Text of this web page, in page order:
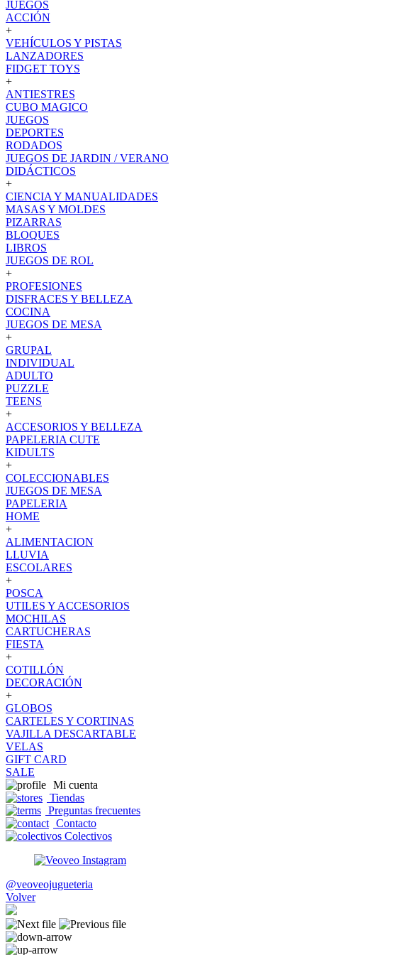
JUEGOS
ACCIÓN
+
VEHÍCULOS Y PISTAS
LANZADORES
FIDGET TOYS
+
ANTIESTRES
CUBO MAGICO
JUEGOS
DEPORTES
RODADOS
JUEGOS DE JARDIN / VERANO
DIDÁCTICOS
+
CIENCIA Y MANUALIDADES
MASAS Y MOLDES
PIZARRAS
BLOQUES
LIBROS
JUEGOS DE ROL
+
PROFESIONES
DISFRACES Y BELLEZA
COCINA
JUEGOS DE MESA
+
GRUPAL
INDIVIDUAL
ADULTO
PUZZLE
TEENS
+
ACCESORIOS Y BELLEZA
PAPELERIA CUTE
KIDULTS
+
COLECCIONABLES
JUEGOS DE MESA
PAPELERIA
HOME
+
ALIMENTACION
LLUVIA
ESCOLARES
+
POSCA
UTILES Y ACCESORIOS
MOCHILAS
CARTUCHERAS
FIESTA
+
COTILLÓN
DECORACIÓN
+
GLOBOS
CARTELES Y CORTINAS
VAJILLA DESCARTABLE
VELAS
GIFT CARD
SALE
Mi cuenta
Tiendas
Preguntas frecuentes
Contacto
Colectivos
@veoveojugueteria
Volver